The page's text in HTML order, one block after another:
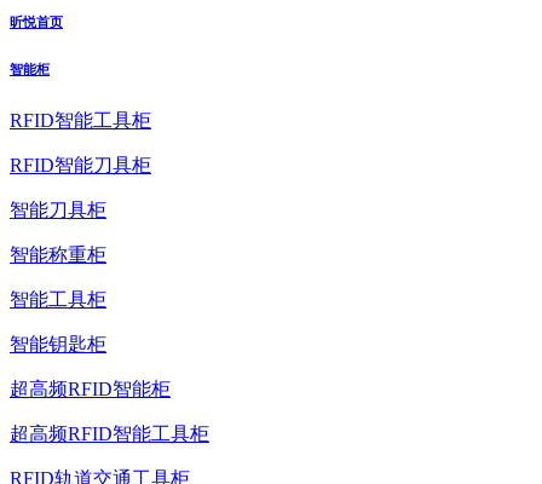
昕悦首页
智能柜
RFID智能工具柜
RFID智能刀具柜
智能刀具柜
智能称重柜
智能工具柜
智能钥匙柜
超高频RFID智能柜
超高频RFID智能工具柜
RFID轨道交通工具柜